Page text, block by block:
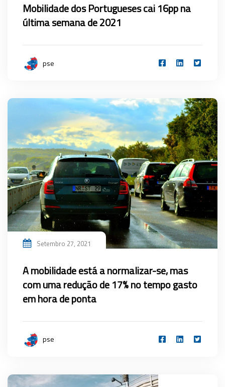
Mobilidade dos Portugueses cai 16pp na
última semana de 2021
pse
Setembro 27, 2021
A mobilidade está a normalizar-se, mas
com uma redução de 17% no tempo gasto
em hora de ponta
pse